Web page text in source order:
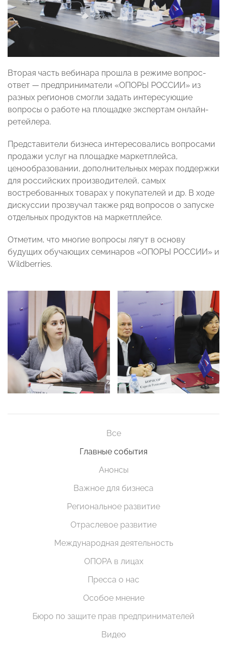
Вторая часть вебинара прошла в режиме вопрос-
ответ — предприниматели «ОПОРЫ РОССИИ» из
разных регионов смогли задать интересующие
вопросы о работе на площадке экспертам онлайн-
ретейлера.
Представители бизнеса интересовались вопросами
продажи услуг на площадке маркетплейса,
ценообразовании, дополнительных мерах поддержки
для российских производителей, самых
востребованных товарах у покупателей и др. В ходе
дискуссии прозвучал также ряд вопросов о запуске
отдельных продуктов на маркетплейсе.
Отметим, что многие вопросы лягут в основу
будущих обучающих семинаров «ОПОРЫ РОССИИ» и
Wildberries.
Все
Главные события
Анонсы
Важное для бизнеса
Региональное развитие
Отраслевое развитие
Международная деятельность
ОПОРА в лицах
Пресса о нас
Особое мнение
Бюро по защите прав предпринимателей
Видео